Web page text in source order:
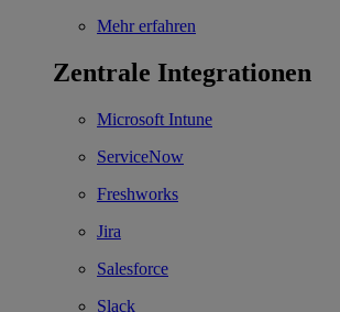
Mehr erfahren
Zentrale Integrationen
Microsoft Intune
ServiceNow
Freshworks
Jira
Salesforce
Slack